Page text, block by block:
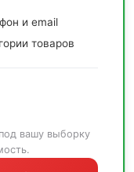
и email
товаров
вашу выборку